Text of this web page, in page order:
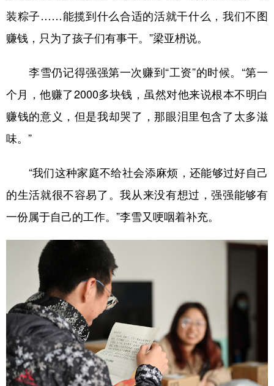
装粽子……能揽到什么合适的活就干什么，我们不图
赚钱，只为了孩子们有事干。”梁亚枬说。
李雪仍记得强强第一次赚到“工资”的时候。“第一
个月，他赚了2000多块钱，虽然对他来说根本不明白
赚钱的意义，但是我却哭了，那眼泪里包含了太多滋
味。”
“我们这种家庭不给社会添麻烦，还能够过好自己
的生活就很不容易了。我从来没有想过，强强能够有
一份属于自己的工作。”李雪又哽咽着补充。